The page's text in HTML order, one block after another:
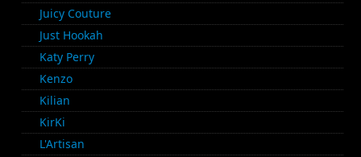
Juicy Couture
Just Hookah
Katy Perry
Kenzo
Kilian
KirKi
L'Artisan